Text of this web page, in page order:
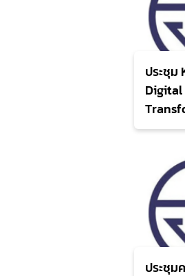
ประชุ
Digital
ประชุม